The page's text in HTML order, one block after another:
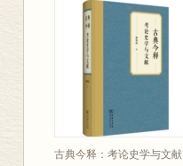
古典今释：考论史学与文献